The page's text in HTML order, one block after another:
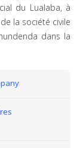
du Lualaba, à
la société civile
dans la